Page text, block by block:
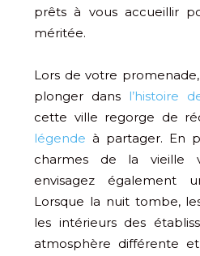
prêts à vous accueillir
méritée.
Lors de votre promenade,
plonger dans
l’histoire
cette ville regorge de
légende à partager. En
charmes de la vieille
envisagez également
Lorsque la nuit tombe,
les intérieurs des
atmosphère différente